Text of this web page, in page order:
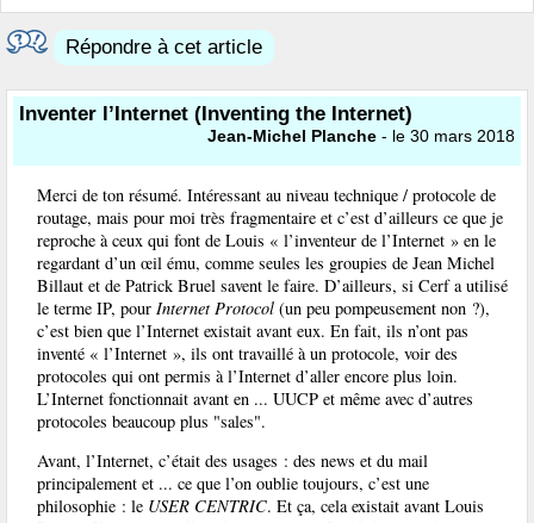
Répondre à cet article
Inventer l’Internet (Inventing the Internet)
Jean-Michel Planche - le 30 mars 2018
Merci de ton résumé. Intéressant au niveau technique / protocole de
routage, mais pour moi très fragmentaire et c’est d’ailleurs ce que je
reproche à ceux qui font de Louis « l’inventeur de l’Internet » en le
regardant d’un œil ému, comme seules les groupies de Jean Michel
Billaut et de Patrick Bruel savent le faire. D’ailleurs, si Cerf a utilisé
le terme IP, pour Internet Protocol (un peu pompeusement non ?),
c’est bien que l’Internet existait avant eux. En fait, ils n’ont pas
inventé « l’Internet », ils ont travaillé à un protocole, voir des
protocoles qui ont permis à l’Internet d’aller encore plus loin.
L’Internet fonctionnait avant en ... UUCP et même avec d’autres
protocoles beaucoup plus "sales".
Avant, l’Internet, c’était des usages : des news et du mail
principalement et ... ce que l’on oublie toujours, c’est une
philosophie : le USER CENTRIC. Et ça, cela existait avant Louis